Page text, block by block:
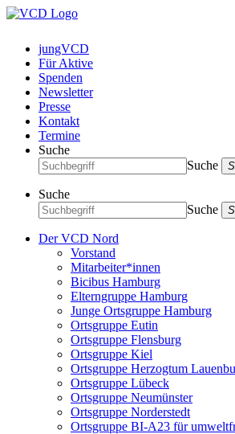
jungVCD
Für Aktive
Spenden
Newsletter
Presse
Kontakt
Termine
Suche
Suche
Suche
Suche
Der VCD Nord
Vorstand
Mitarbeiter*innen
Bicibus Hamburg
Elterngruppe Hamburg
Junge Ortsgruppe Hamburg
Ortsgruppe Eutin
Ortsgruppe Flensburg
Ortsgruppe Kiel
Ortsgruppe Herzogtum
Ortsgruppe Lübeck
Ortsgruppe Neumünster
Ortsgruppe Norderstedt
Ortsgruppe BI-A23 für